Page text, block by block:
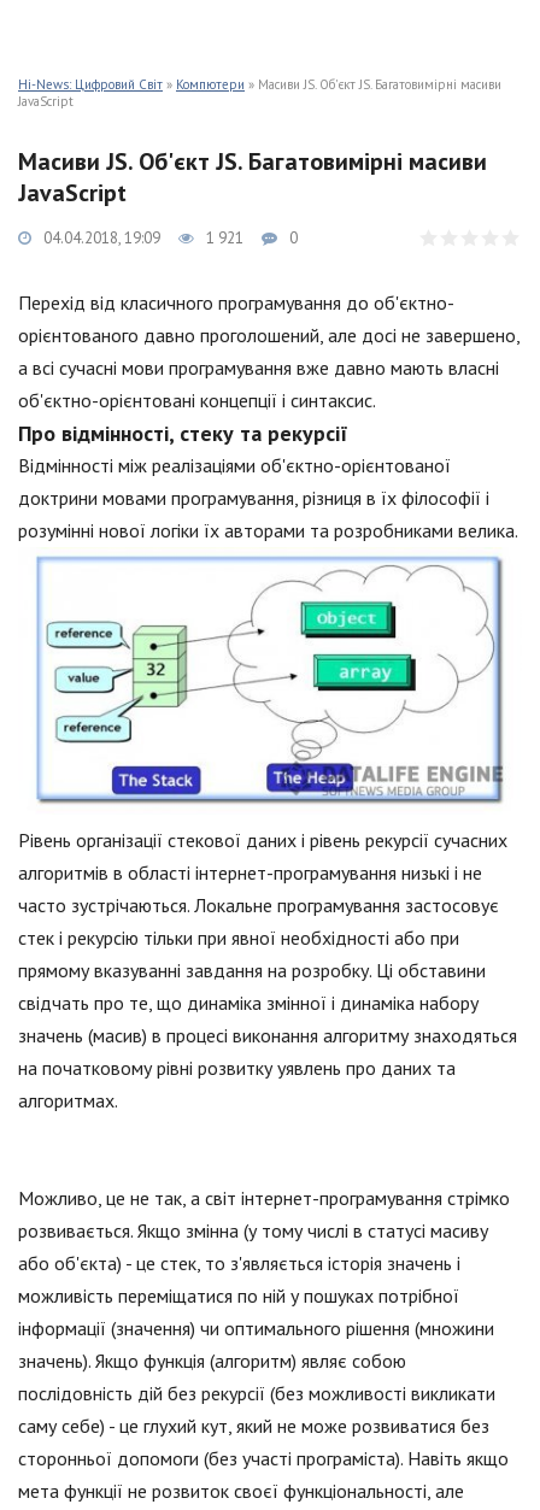
Hi-News: Цифровий Світ » Компютери » Масиви JS. Об'єкт JS. Багатовимірні масиви
JavaScript
Масиви JS. Об'єкт JS. Багатовимірні масиви
JavaScript
04.04.2018, 19:09 1 921 0
Перехід від класичного програмування до об'єктно-
орієнтованого давно проголошений, але досі не завершено,
а всі сучасні мови програмування вже давно мають власні
об'єктно-орієнтовані концепції і синтаксис.
Про відмінності, стеку та рекурсії
Відмінності між реалізаціями об'єктно-орієнтованої
доктрини мовами програмування, різниця в їх філософії і
розумінні нової логіки їх авторами та розробниками велика.
Рівень організації стекової даних і рівень рекурсії сучасних
алгоритмів в області інтернет-програмування низькі і не
часто зустрічаються. Локальне програмування застосовує
стек і рекурсію тільки при явної необхідності або при
прямому вказуванні завдання на розробку. Ці обставини
свідчать про те, що динаміка змінної і динаміка набору
значень (масив) в процесі виконання алгоритму знаходяться
на початковому рівні розвитку уявлень про даних та
алгоритмах.
Можливо, це не так, а світ інтернет-програмування стрімко
розвивається. Якщо змінна (у тому числі в статусі масиву
або об'єкта) - це стек, то з'являється історія значень і
можливість переміщатися по ній у пошуках потрібної
інформації (значення) чи оптимального рішення (множини
значень). Якщо функція (алгоритм) являє собою
послідовність дій без рекурсії (без можливості викликати
саму себе) - це глухий кут, який не може розвиватися без
сторонньої допомоги (без участі програміста). Навіть якщо
мета функції не розвиток своєї функціональності, але